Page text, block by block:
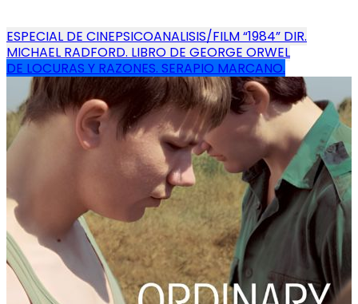
Navegación
de
entradas
ESPECIAL DE CINEPSICOANALISIS/FILM “1984” DIR.
MICHAEL RADFORD. LIBRO DE GEORGE ORWEL
DE LOCURAS Y RAZONES. SERAPIO MARCANO.